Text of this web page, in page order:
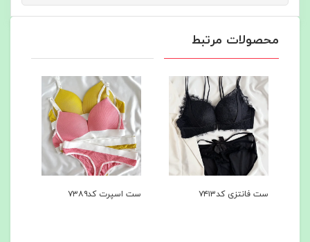
محصولات مرتبط
ست اسپرت کد۷۳۸۹
شرت فانتزی پشت باز